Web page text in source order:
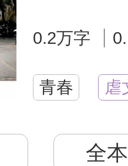
0.2万字
青春 虐
全